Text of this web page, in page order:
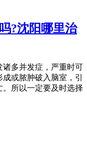
?沈阳哪里治
多并发症，严重时可
或脓肿破入脑室，引
所以一定要及时选择